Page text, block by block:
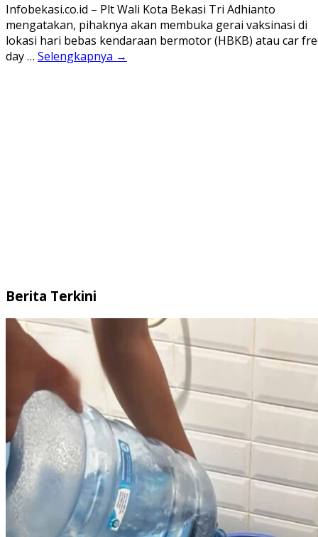
Infobekasi.co.id – Plt Wali Kota Bekasi Tri Adhianto
mengatakan, pihaknya akan membuka gerai vaksinasi di
lokasi hari bebas kendaraan bermotor (HBKB) atau car
day … Selengkapnya →
Berita Terkini